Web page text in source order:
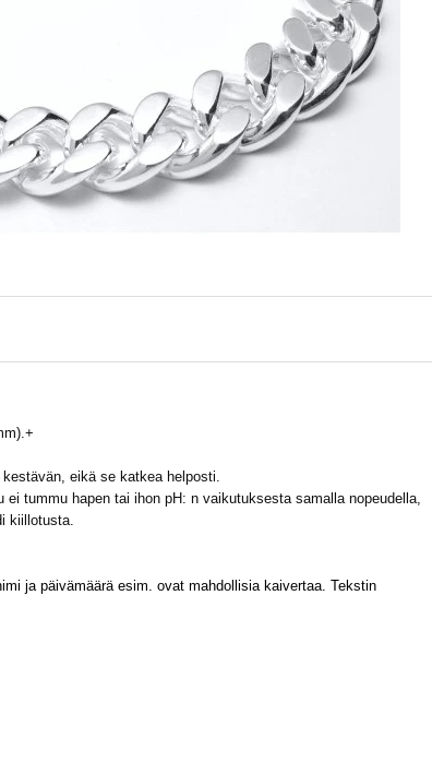
eikä se katkea helposti.
ei tummu hapen tai ihon pH: n vaikutuksesta samalla nopeudella,
kiillotusta.
ja päivämäärä esim. ovat mahdollisia kaivertaa. Tekstin